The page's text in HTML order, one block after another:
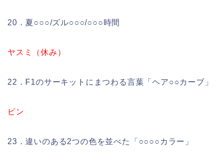
20．夏○○○/ズル○○○/○○○時間
ヤスミ（休み）
22．F1のサーキットにまつわる言葉「ヘア○○カーブ」
ピン
23．違いのある2つの色を並べた「○○○○カラー」